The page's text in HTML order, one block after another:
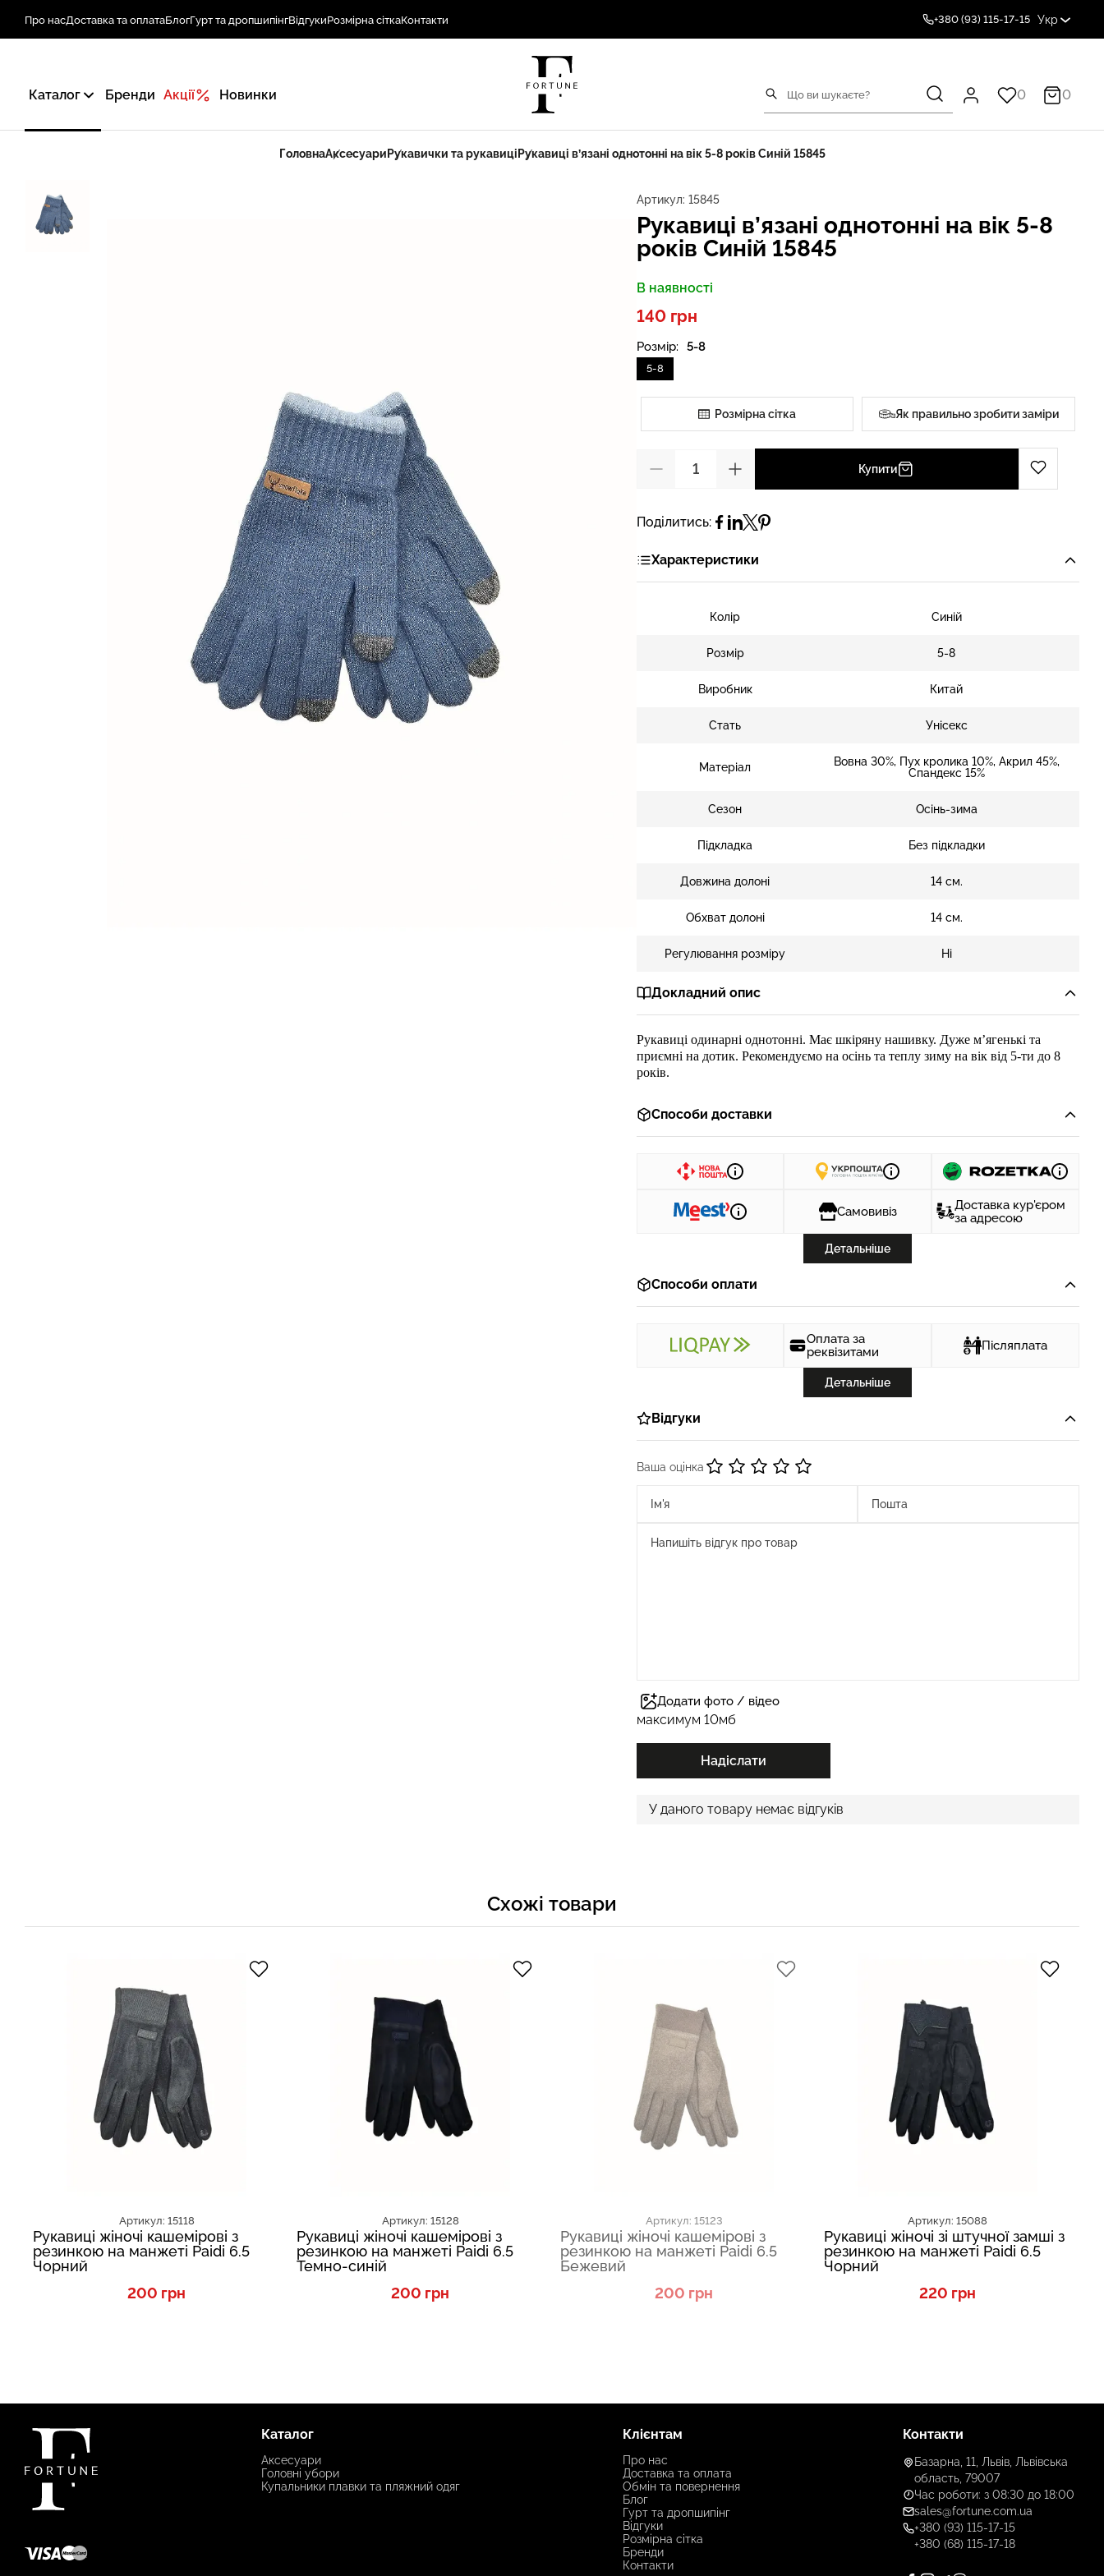
Про насДоставка та оплатаБлогГурт та дропшипінгВідгукиРозмірна сіткаКонтакти +380 (93) 115-17-15 Укр
Каталог Бренди Акції Новинки 0 0
ГоловнаАксесуари Рукавички та рукавиці Рукавиці в’язані однотонні на вік 5-8 років Синій 15845
Артикул: 15845
Рукавиці в’язані однотонні на вік 5-8
років Синій 15845
В наявності
140 грн
Розмір: 5-8
5-8
Розмірна сітка Як правильно зробити заміри
Купити
Поділитись:
Характеристики
Колір Синій
Розмір 5-8
Виробник Китай
Стать Унісекс
Матеріал
Вовна 30%, Пух кролика 10%, Акрил 45%,
Спандекс 15%
Сезон Осінь-зима
Підкладка Без підкладки
Довжина долоні 14 см.
Обхват долоні 14 см.
Регулювання розміру Ні
Докладний опис
Рукавиці одинарні однотонні. Має шкіряну нашивку. Дужем’ягенькі та
приємні на дотик. Рекомендуємо на осінь та теплу зиму на вік від 5-ти до 8
років.
Способи доставки
Самовивіз
Доставка кур'єром
за адресою
Детальніше
Способи оплати
Оплата за
реквізитами
Післяплата
Детальніше
Відгуки
Ваша оцінка
Додати фото / відео
максимум 10мб
Надіслати
У даного товару немає відгуків
Схожі товари
Артикул: 15118
Рукавиці жіночі кашемірові з
резинкою на манжеті Paidi 6.5
Чорний
200 грн
Артикул: 15128
Рукавиці жіночі кашемірові з
резинкою на манжеті Paidi 6.5
Темно-синій
200 грн
Артикул: 15123
Рукавиці жіночі кашемірові з
резинкою на манжеті Paidi 6.5
Бежевий
200 грн
Артикул: 15088
Рукавиці жіночі зі штучної замші з
резинкою на манжеті Paidi 6.5
Чорний
220 грн
Каталог
Аксесуари
Головні убори
Купальники плавки та пляжний одяг
Клієнтам
Про нас
Доставка та оплата
Обмін та повернення
Блог
Гурт та дропшипінг
Відгуки
Розмірна сітка
Бренди
Контакти
Контакти
Базарна, 11, Львів, Львівська
область, 79007
Час роботи: з 08:30 до 18:00
sales@fortune.com.ua
+380 (93) 115-17-15
+380 (68) 115-17-18